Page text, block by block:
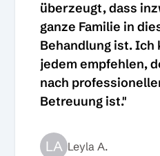
überzeugt, dass
ganze Familie in
Behandlung ist. Ich
jedem empfehlen,
nach
Betreuung ist."
LA Leyla A.